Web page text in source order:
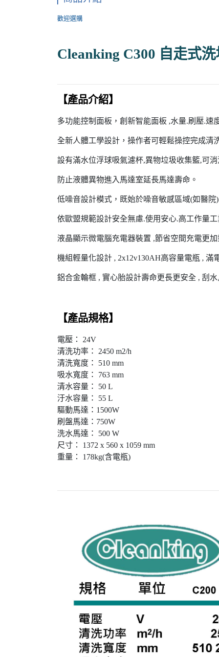
歡迎選購
Cleanking C300 自走式
【產品介紹】
多功能控制面板，創新智能面板 ,水量.刷壓.
全新人體工學設計，操作者可輕鬆操控完成清
設有滿水位浮球吸氣濾杯,異物垃圾收集籃,可
防止液體異物進入馬達室延長馬達壽命。
低噪音設計模式，既始於噪音敏感區域(如醫
依歐盟規範設計安全無慮.使用安心.高工作量
液晶顯示微電腦充電器裝置 ,節省空間充電更
機組輕量化設計 , 2x12v130AH高容量電瓶 , 滿
鋁合金輪框 , 實心胎設計壽命更長更安全 , 刮
【產品規格】
電壓： 24V
清洗功率： 2450 m2/h
清洗寬度： 510 mm
吸水寬度： 763 mm
清水容量： 50 L
汙水容量： 55 L
驅動馬達：1500W
刷盤馬達：750W
洗水馬達： 500 W
尺寸： 1372 x 560 x 1059 mm
重量： 178kg(含電瓶)